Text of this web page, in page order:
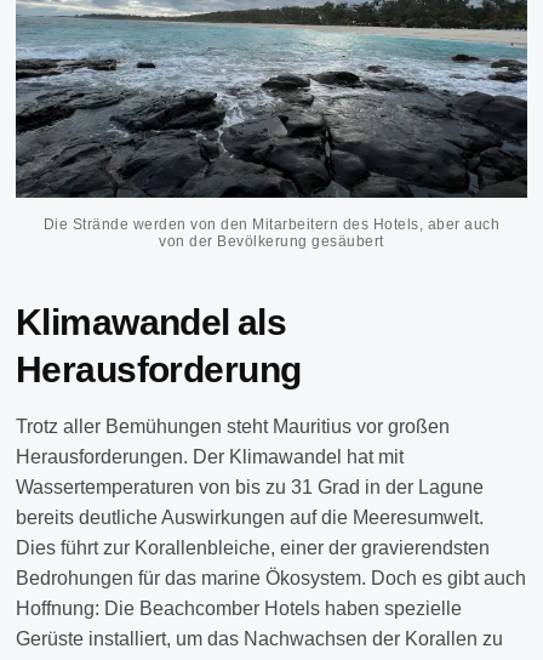
Die Strände werden von den Mitarbeitern des Hotels, aber auch
von der Bevölkerung gesäubert
Klimawandel als
Herausforderung
Trotz aller Bemühungen steht Mauritius vor großen
Herausforderungen. Der Klimawandel hat mit
Wassertemperaturen von bis zu 31 Grad in der Lagune
bereits deutliche Auswirkungen auf die Meeresumwelt.
Dies führt zur Korallenbleiche, einer der gravierendsten
Bedrohungen für das marine Ökosystem. Doch es gibt auch
Hoffnung: Die Beachcomber Hotels haben spezielle
Gerüste installiert, um das Nachwachsen der Korallen zu